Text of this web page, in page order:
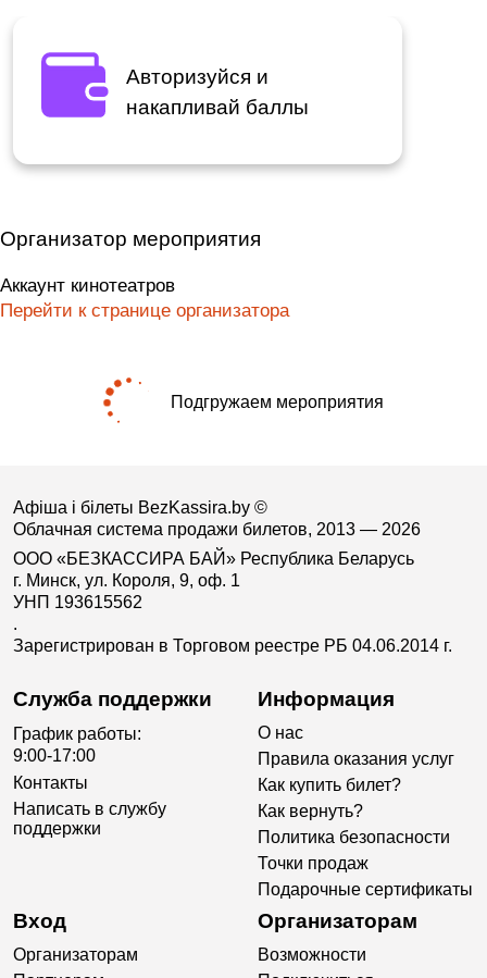
Авторизуйся и
накапливай баллы
Организатор мероприятия
Аккаунт кинотеатров
Перейти к странице организатора
Подгружаем мероприятия
Афіша і білеты BezKassira.by ©
Облачная система продажи билетов, 2013 — 2026
ООО «БЕЗКАССИРА БАЙ» Республика Беларусь
г. Минск, ул. Короля, 9, оф. 1
УНП 193615562
.
Зарегистрирован в Торговом реестре РБ 04.06.2014 г.
Служба поддержки
График работы:
9:00-17:00
Контакты
Написать в службу
поддержки
Информация
О нас
Правила оказания услуг
Как купить билет?
Как вернуть?
Политика безопасности
Точки продаж
Подарочные сертификаты
Вход
Организаторам
Организаторам
Возможности